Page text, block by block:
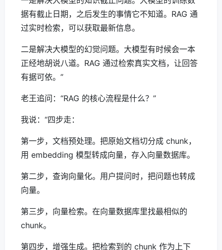
据有截止日期，之后发生的事情它不知道。RAG 通
过实时检索，可以获取最新信息。
二是解决大模型的幻觉问题。大模型有时候会一本
正经地胡说八道。RAG 通过检索真实文档，让回答
有据可依。”
老王追问：“RAG 的核心流程是什么？”
我说：“四步走：
第一步，文档预处理。把原始文档切分成 chunk，
用 embedding 模型转成向量，存入向量数据库。
第二步，查询向量化。用户提问时，把问题也转成
向量。
第三步，向量检索。在向量数据库里找最相似的
chunk。
第四步，增强生成。把检索到的 chunk 作为上下